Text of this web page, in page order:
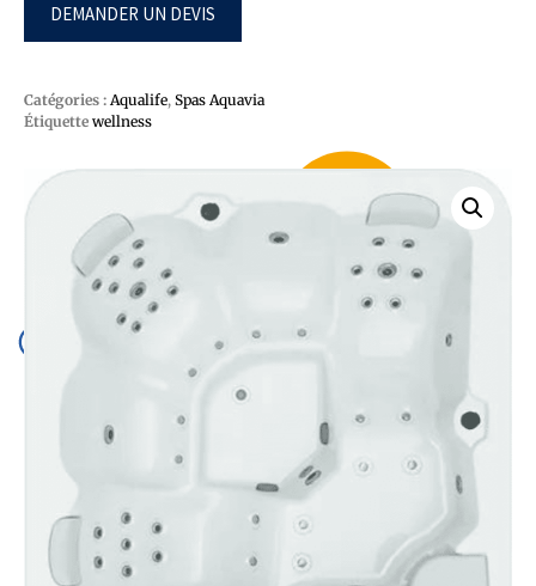
DEMANDER UN DEVIS
Catégories : Aqualife, Spas Aquavia
Étiquette wellness